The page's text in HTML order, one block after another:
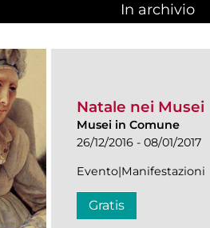
In archivio
Natale nei Musei
Musei in Comune
26/12/2016 - 08/01/2017
Evento|Manifestazioni
Gratis